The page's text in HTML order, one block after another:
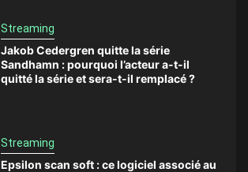
Streaming
Jakob Cedergren quitte la série
Sandhamn : pourquoi l’acteur a-t-il
quitté la série et sera-t-il remplacé ?
Streaming
Epsilon scan soft : ce logiciel associé au